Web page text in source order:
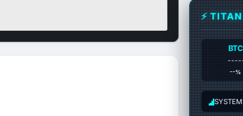
⚡
BTC
--%